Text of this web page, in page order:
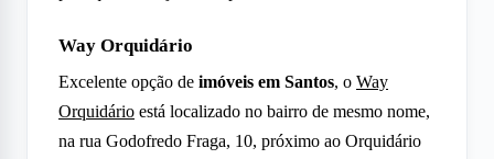
Way Orquidário
Excelente opção de imóveis em Santos, o Way
Orquidário está localizado no bairro de mesmo nome,
na rua Godofredo Fraga, 10, próximo ao Orquidário